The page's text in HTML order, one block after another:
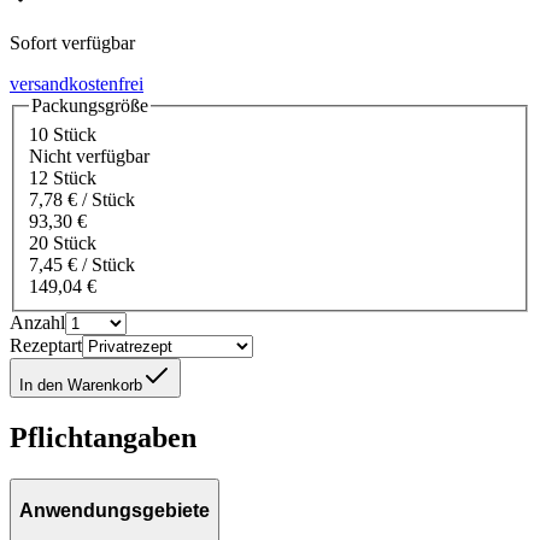
Sofort verfügbar
versandkostenfrei
Packungsgröße
10 Stück
Nicht verfügbar
12 Stück
7,78 € / Stück
93,30 €
20 Stück
7,45 € / Stück
149,04 €
Anzahl
Rezeptart
In den Warenkorb
Pflichtangaben
Anwendungsgebiete